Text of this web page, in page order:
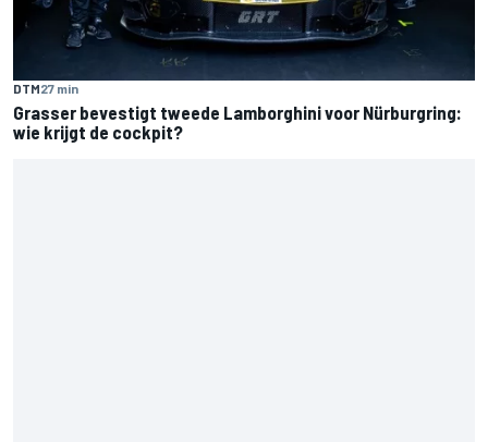
DTM27 min
Grasser bevestigt tweede Lamborghini voor Nürburgring:
wie krijgt de cockpit?